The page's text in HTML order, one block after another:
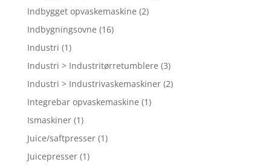
Indbygget opvaskemaskine (2)
Indbygningsovne (16)
Industri (1)
Industri > Industritørretumblere (3)
Industri > Industrivaskemaskiner (2)
Integrebar opvaskemaskine (1)
Ismaskiner (1)
Juice/saftpresser (1)
Juicepresser (1)